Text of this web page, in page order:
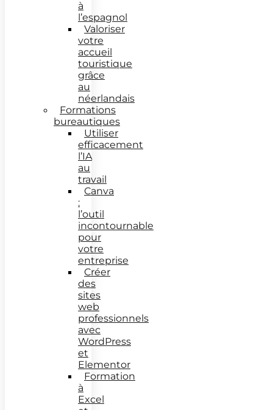
à
l’espagnol
Valoriser
votre
accueil
touristique
grâce
au
néerlandais
Formations
bureautiques
Utiliser
efficacement
l’IA
au
travail
Canva
:
l’outil
incontournable
pour
votre
entreprise
Créer
des
sites
web
professionnels
avec
WordPress
et
Elementor
Formation
à
Excel